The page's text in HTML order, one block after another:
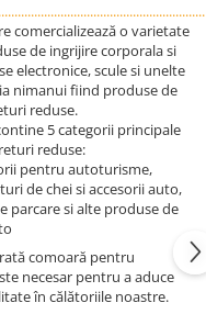
comercializează o varietate
de ingrijire corporala si
electronice, scule si unelte
nimanui fiind produse de
reduse.
5 categorii principale
reduse:
pentru autoturisme,
de chei si accesorii auto,
parcare si alte produse de
comoară pentru
necesar pentru a aduce
în călătoriile noastre.